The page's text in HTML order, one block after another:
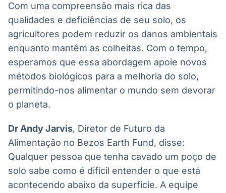
Com uma compreensão mais rica das
qualidades e deficiências de seu solo, os
agricultores podem reduzir os danos ambientais
enquanto mantêm as colheitas. Com o tempo,
esperamos que essa abordagem apoie novos
métodos biológicos para a melhoria do solo,
permitindo-nos alimentar o mundo sem devorar
o planeta.
Dr Andy Jarvis, Diretor de Futuro da
Alimentação no Bezos Earth Fund, disse:
Qualquer pessoa que tenha cavado um poço de
solo sabe como é difícil entender o que está
acontecendo abaixo da superfície. A equipe